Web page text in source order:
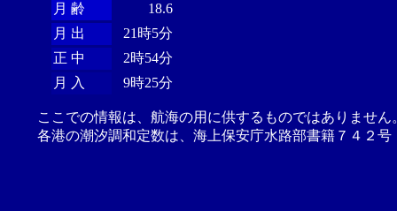
月 齢
18.6
月 出
21時5分
正 中
2時54分
月 入
9時25分
ここでの情報は、航海の用に供するものではありませ
各港の潮汐調和定数は、海上保安庁水路部書籍７４２